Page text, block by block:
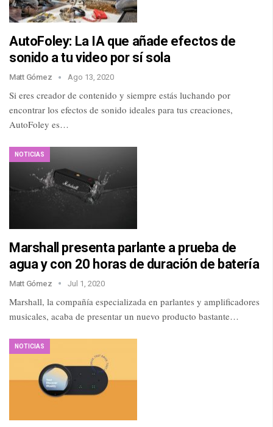
AutoFoley: La IA que añade efectos de
sonido a tu video por sí sola
Matt Gómez Ago 13, 2020
Si eres creador de contenido y siempre estás luchando por
encontrar los efectos de sonido ideales para tus creaciones,
AutoFoley es…
NOTICIAS
Marshall presenta parlante a prueba de
agua y con 20 horas de duración de batería
Matt Gómez Jul 1, 2020
Marshall, la compañía especializada en parlantes y amplificadores
musicales, acaba de presentar un nuevo producto bastante…
NOTICIAS